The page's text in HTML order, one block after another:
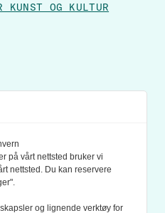
KUNST OG KULTUR
POLICY
på vårt nettsted bruker vi
nettsted. Du kan reservere
og lignende verktøy for